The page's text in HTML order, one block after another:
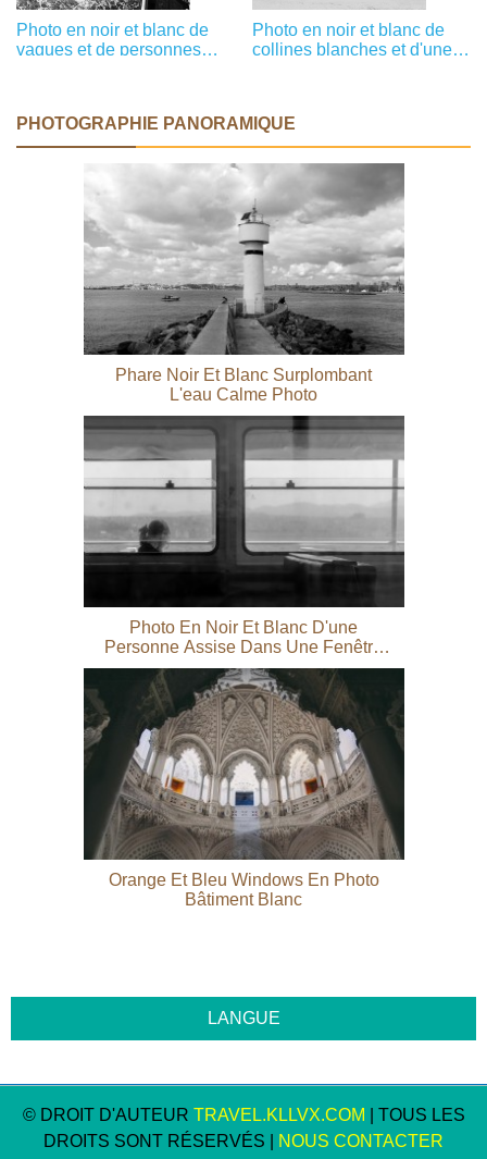
Photo en noir et blanc de
vagues et de personnes
Photo en noir et blanc de
collines blanches et d'une
PHOTOGRAPHIE PANORAMIQUE
Phare Noir Et Blanc Surplombant
L'eau Calme Photo
Photo En Noir Et Blanc D'une
Personne Assise Dans Une Fenêtre
Photo
Orange Et Bleu Windows En Photo
Bâtiment Blanc
© DROIT D'AUTEUR TRAVEL.KLLVX.COM | TOUS LES
DROITS SONT RÉSERVÉS |
NOUS CONTACTER